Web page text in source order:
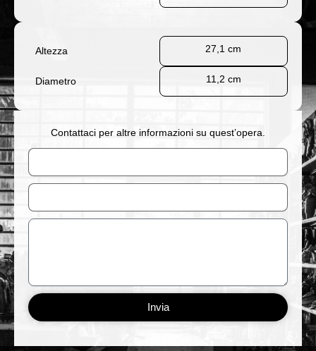
Altezza 27,1 cm
Diametro 11,2 cm
Contattaci per altre informazioni su quest’opera.
Nome
Email
Messaggio
Invia